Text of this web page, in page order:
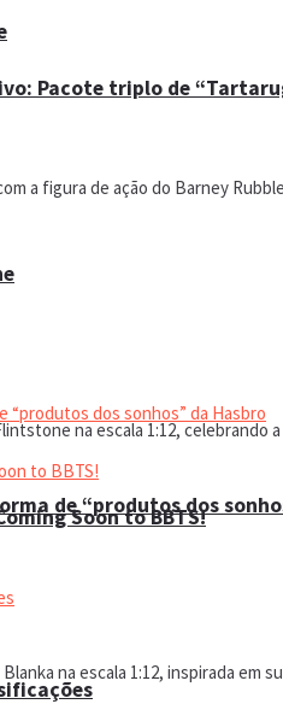
Pacote triplo de
de “produtos dos
a figura de ação do Barney Rubble
na escala 1:12, celebrando
Soon to BBTS!
na escala 1:12, inspirada em